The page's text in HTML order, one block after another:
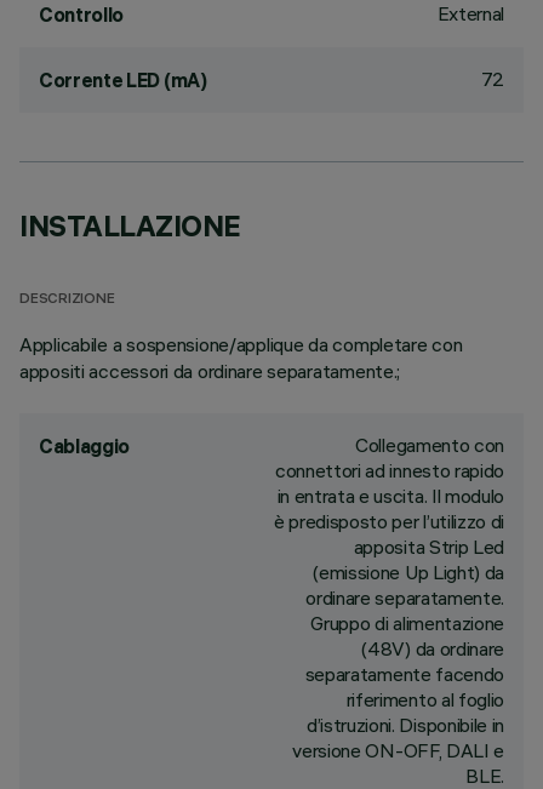
Controllo External
Corrente LED (mA) 72
INSTALLAZIONE
DESCRIZIONE
Applicabile a sospensione/applique da completare con
appositi accessori da ordinare separatamente.;
Cablaggio
Collegamento con
connettori ad innesto rapido
in entrata e uscita. Il modulo
è predisposto per l’utilizzo di
apposita Strip Led
(emissione Up Light) da
ordinare separatamente.
Gruppo di alimentazione
(48V) da ordinare
separatamente facendo
riferimento al foglio
d’istruzioni. Disponibile in
versione ON-OFF, DALI e
BLE.